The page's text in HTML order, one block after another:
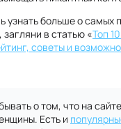
узнать больше о самых
в статью «Топ
советы и
о том, что на
Есть и